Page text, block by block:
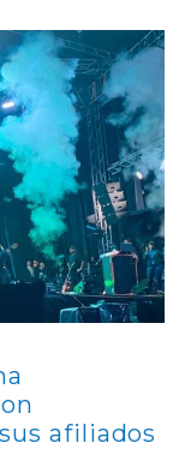
afiliados